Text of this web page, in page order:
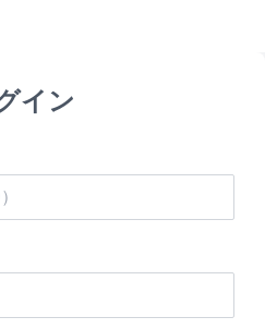
イン